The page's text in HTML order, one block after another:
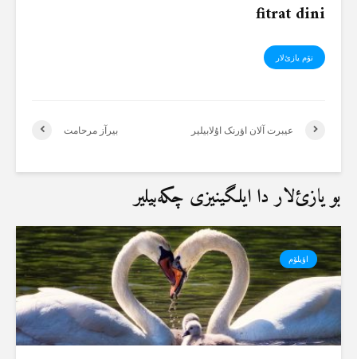
fitrat dini
تۆم یازئ‌لار
بیرآز مرحامت عیبرت آلان اؤرنک اۇلابیلیر
بو یازئ‌لار دا ایلگینیزی چکەبیلیر
اؤیلۆم